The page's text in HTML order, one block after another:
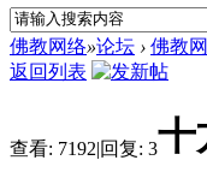
佛教网络»论坛 › 佛教
返回列表
查看: 7192|回复: 3十